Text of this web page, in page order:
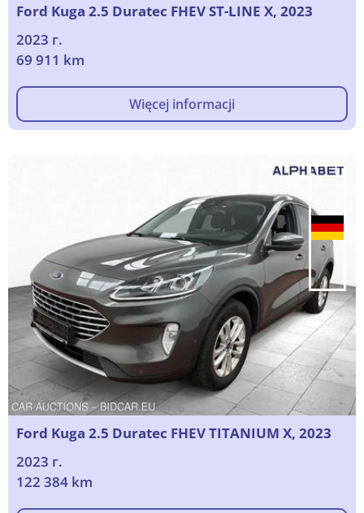
Ford Kuga 2.5 Duratec FHEV ST-LINE X, 2023
2023 г.
69 911 km
Więcej informacji
Ford Kuga 2.5 Duratec FHEV TITANIUM X, 2023
2023 г.
122 384 km